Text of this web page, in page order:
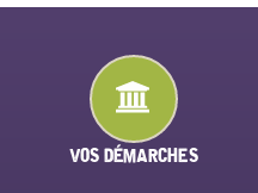
VOS DÉMARCHES